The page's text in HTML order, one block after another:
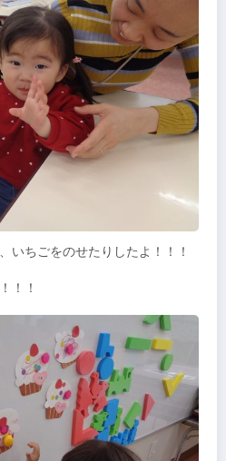
いちごをのせたりしたよ！！！
！！